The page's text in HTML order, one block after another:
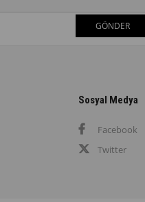
GÖNDER
Sosyal Medya
Facebook
Twitter